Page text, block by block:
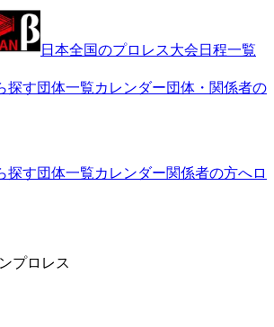
日本全国のプロレス大会日程一覧
探す団体一覧カレンダー団体・関係者の
探す団体一覧カレンダー関係者の方へロ
プロレス